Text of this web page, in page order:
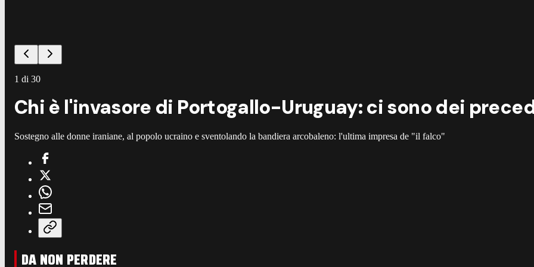
1 di 30
Chi è l'invasore di Portogallo-Uruguay: ci sono dei
Sostegno alle donne iraniane, al popolo ucraino e sventolando la bandiera arcobaleno: l'ultima impresa de "il falco"
DA NON PERDERE